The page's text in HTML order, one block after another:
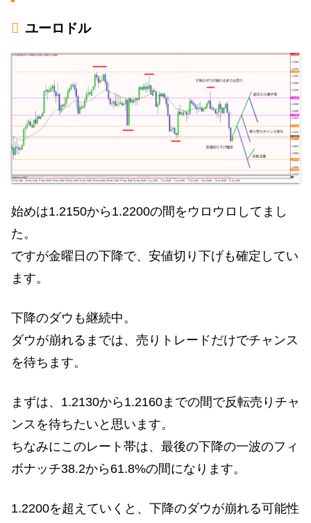
ユーロドル
始めは1.2150から1.2200の間をウロウロしてまし
た。
ですが金曜日の下降で、安値切り下げも確定してい
ます。
下降のダウも継続中。
ダウが崩れるまでは、売りトレードだけでチャンス
を待ちます。
まずは、1.2130から1.2160までの間で反転売りチャ
ンスを待ちたいと思います。
ちなみにこのレート帯は、最後の下降の一波のフィ
ボナッチ38.2から61.8%の間になります。
1.2200を超えていくと、下降のダウが崩れる可能性